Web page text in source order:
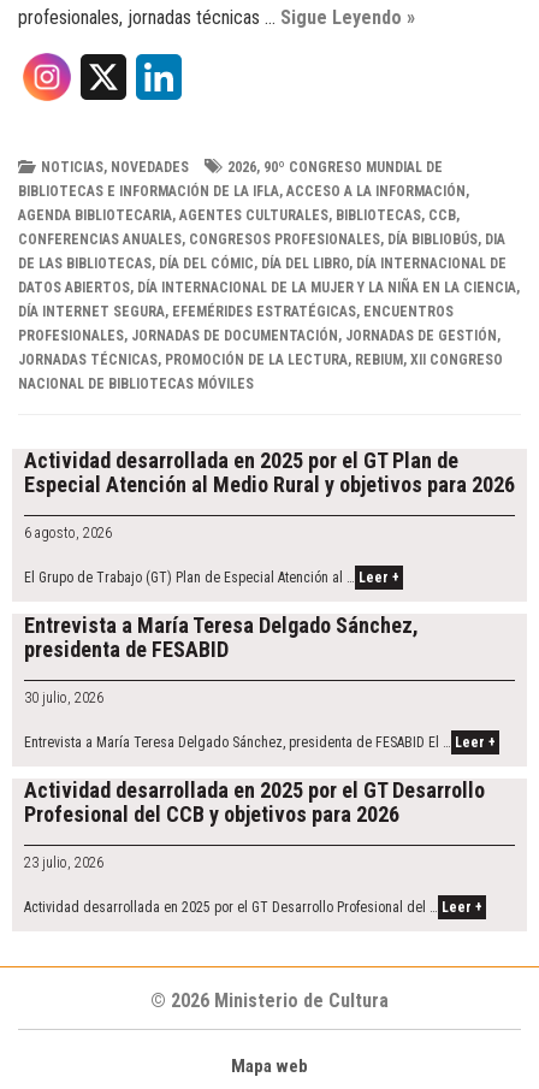
profesionales, jornadas técnicas … Sigue Leyendo »
n
k
e
d
I
n
NOTICIAS, NOVEDADES 2026, 90º CONGRESO MUNDIAL DE
BIBLIOTECAS E INFORMACIÓN DE LA IFLA, ACCESO A LA INFORMACIÓN ,
AGENDA BIBLIOTECARIA, AGENTES CULTURALES, BIBLIOTECAS, CCB,
CONFERENCIAS ANUALES, CONGRESOS PROFESIONALES, DÍA BIBLIOBÚS, DIA
DE LAS BIBLIOTECAS, DÍA DEL CÓMIC, DÍA DEL LIBRO, DÍA INTERNACIONAL DE
DATOS ABIERTOS, DÍA INTERNACIONAL DE LA MUJER Y LA NIÑA EN LA CIENCIA,
DÍA INTERNET SEGURA, EFEMÉRIDES ESTRATÉGICAS, ENCUENTROS
PROFESIONALES, JORNADAS DE DOCUMENTACIÓN , JORNADAS DE GESTIÓN ,
JORNADAS TÉCNICAS, PROMOCIÓN DE LA LECTURA, REBIUM , XII CONGRESO
NACIONAL DE BIBLIOTECAS MÓVILES
navigation
Actividad desarrollada en 2025 por el GT Plan de
Especial Atención al Medio Rural y objetivos para 2026
6 agosto, 2026
El Grupo de Trabajo (GT) Plan de Especial Atención al … Leer +
Entrevista a María Teresa Delgado Sánchez,
presidenta de FESABID
30 julio, 2026
Entrevista a María Teresa Delgado Sánchez, presidenta de FESABID El … Leer +
Actividad desarrollada en 2025 por el GT Desarrollo
Profesional del CCB y objetivos para 2026
23 julio, 2026
Actividad desarrollada en 2025 por el GT Desarrollo Profesional del … Leer +
© 2026 Ministerio de Cultura
Mapa web